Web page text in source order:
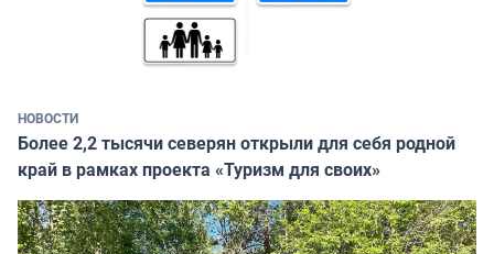
НОВОСТИ
Более 2,2 тысячи северян открыли для себя родной
край в рамках проекта «Туризм для своих»